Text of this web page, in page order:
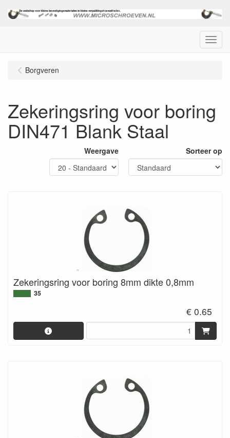
Menu
Borgveren
Zekeringsring voor boring
DIN471 Blank Staal
Weergave Sorteer op
Zekeringsring voor boring 8mm dikte 0,8mm
35
€ 0.65